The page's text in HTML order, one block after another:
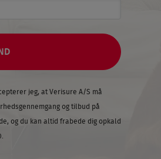
jeg, at Verisure A/S må
og tilbud på
og du kan altid frabede dig opkald